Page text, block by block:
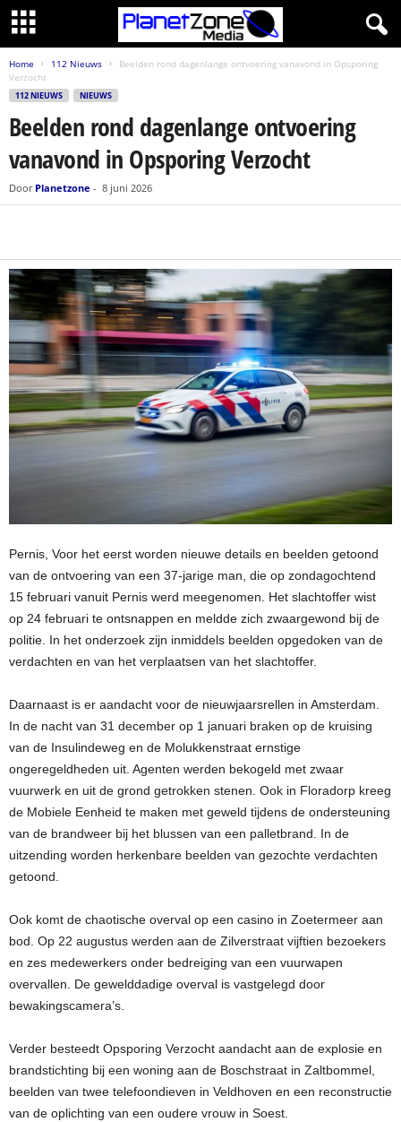
Home 112 Nieuws
Beelden rond dagenlange ontvoering vanavond in Opsporing
Verzocht
112 NIEUWS NIEUWS
Beelden rond dagenlange ontvoering
vanavond in Opsporing Verzocht
Door Planetzone - 8 juni 2026
Pernis, Voor het eerst worden nieuwe details en beelden getoond
van de ontvoering van een 37-jarige man, die op zondagochtend
15 februari vanuit Pernis werd meegenomen. Het slachtoffer wist
op 24 februari te ontsnappen en meldde zich zwaargewond bij de
politie. In het onderzoek zijn inmiddels beelden opgedoken van de
verdachten en van het verplaatsen van het slachtoffer.
Daarnaast is er aandacht voor de nieuwjaarsrellen in Amsterdam.
In de nacht van 31 december op 1 januari braken op de kruising
van de Insulindeweg en de Molukkenstraat ernstige
ongeregeldheden uit. Agenten werden bekogeld met zwaar
vuurwerk en uit de grond getrokken stenen. Ook in Floradorp kreeg
de Mobiele Eenheid te maken met geweld tijdens de ondersteuning
van de brandweer bij het blussen van een palletbrand. In de
uitzending worden herkenbare beelden van gezochte verdachten
getoond.
Ook komt de chaotische overval op een casino in Zoetermeer aan
bod. Op 22 augustus werden aan de Zilverstraat vijftien bezoekers
en zes medewerkers onder bedreiging van een vuurwapen
overvallen. De gewelddadige overval is vastgelegd door
bewakingscamera’s.
Verder besteedt Opsporing Verzocht aandacht aan de explosie en
brandstichting bij een woning aan de Boschstraat in Zaltbommel,
beelden van twee telefoondieven in Veldhoven en een reconstructie
van de oplichting van een oudere vrouw in Soest.